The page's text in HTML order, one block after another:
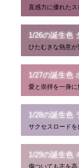
直感力に優れた
1/26の誕生色
ひたむきな熱意
1/27の誕生色
愛と崇拝を一身
1/28の誕生色
サクセスロード
1/29の誕生色
傷ついても志を高